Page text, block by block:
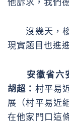
他訴求，我們
沒幾天，梭
現實題目也進
安徽省六
胡超： 村平易
展（村平易近
在他家門口這